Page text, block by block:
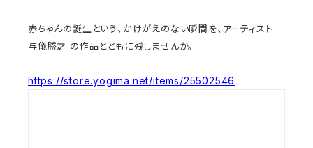
赤ちゃんの誕生という、かけがえのない瞬間を、アーティスト
与儀勝之 の作品とともに残しませんか。
https://store.yogima.net/items/25502546